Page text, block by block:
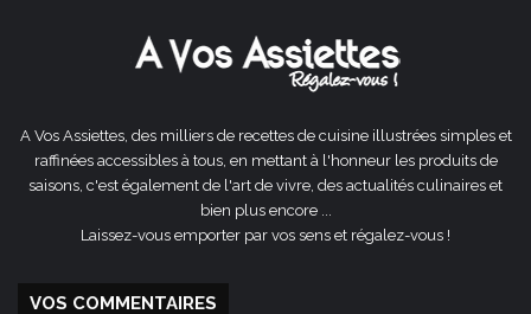
A Vos Assiettes, des milliers de recettes de cuisine illustrées simples et
raffinées accessibles à tous, en mettant à l'honneur les produits de
saisons, c'est également de l'art de vivre, des actualités culinaires et
bien plus encore ...
Laissez-vous emporter par vos sens et régalez-vous !
VOS COMMENTAIRES